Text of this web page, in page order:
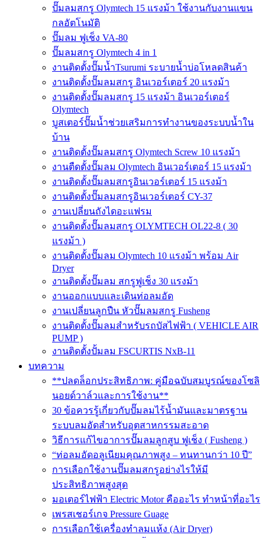
ปั๊มลมสกรู Olymtech 15 แรงม้า ใช้งานกับงานแขน
กลอัตโนมัติ
ปั๊มลม ฟูเช็ง VA-80
ปั๊มลมสกรู Olymtech 4 in 1
งานติดตั้งปั๊มน้ำTsurumi ระบายน้ำบ่อโหลดสินค้า
งานติดตั้งปั๊มลมสกรู อินเวอร์เตอร์ 20 แรงม้า
งานติดตั้งปั๊มลมสกรู 15 แรงม้า อินเวอร์เตอร์
Olymtech
บูสเตอร์ปั๊มน้ำช่วยเสริมการทำงานของระบบน้ำใน
บ้าน
งานติดตั้งปั๊มลมสกรู Olymtech Screw 10 แรงม้า
งานตืดตั้งปั๊มลม Olymtech อินเวอร์เตอร์ 15 แรงม้า
งานติดตั้งปั๊มลมสกรูอินเวอร์เตอร์ 15 แรงม้า
งานติดตั้งปั๊มลมสกรูอินเวอร์เตอร์ CY-37
งานเปลี่ยนถังไดอะแฟรม
งานติดตั้งปั๊มลมสกรู OLYMTECH OL22-8 ( 30
แรงม้า )
งานติดตั้งปั๊มลม Olymtech 10 แรงม้า พร้อม Air
Dryer
งานติดตั้งปั๊มลม สกรูฟูเช็ง 30 แรงม้า
งานออกแบบและเดินท่อลมอัด
งานเปลี่ยนลูกปืน หัวปั๊มลมสกรู Fusheng
งานติดตั้งปั๊มลมสำหรับรถบัสไฟฟ้า ( VEHICLE AIR
PUMP )
งานติดตั้งปั้มลม FSCURTIS NxB-11
บทความ
**ปลดล็อกประสิทธิภาพ: คู่มือฉบับสมบูรณ์ของโซลิ
นอยด์วาล์วและการใช้งาน**
30 ข้อควรรู้เกี่ยวกับปั๊มลมไร้น้ำมันและมาตรฐาน
ระบบลมอัดสำหรับอุตสาหกรรมสะอาด
วิธีการแก้ไขอาการปั๊มลมลูกสูบ ฟูเช็ง ( Fusheng )
“ท่อลมอัดอลูเนียมคุณภาพสูง – ทนทานกว่า 10 ปี”
การเลือกใช้งานปั๊มลมสกรูอย่างไรให้มี
ประสิทธิภาพสูงสุด
มอเตอร์ไฟฟ้า Electric Motor คืออะไร ทำหน้าที่อะไร
เพรสเชอร์เกจ Pressure Guage
การเลือกใช้เครื่องทำลมแห้ง (Air Dryer)